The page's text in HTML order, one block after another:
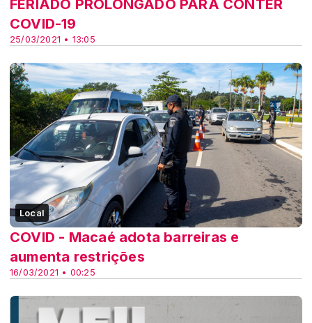
25/03/2021 • 13:05
FERIADO PROLONGADO PARA CONTER
COVID-19
Local
16/03/2021 • 00:25
COVID - Macaé adota barreiras e
aumenta restrições